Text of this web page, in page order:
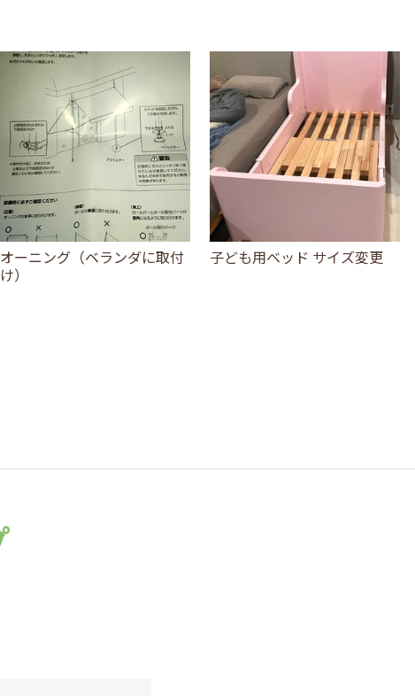
オーニング（ベランダに取付
け）
子ども用ベッド サイズ変更